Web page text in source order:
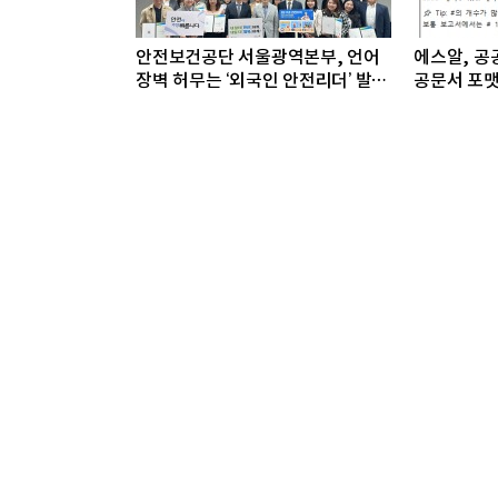
안전보건공단 서울광역본부, 언어
장벽 허무는 ‘외국인 안전리더’ 발대
에스알, 공
공문서 포